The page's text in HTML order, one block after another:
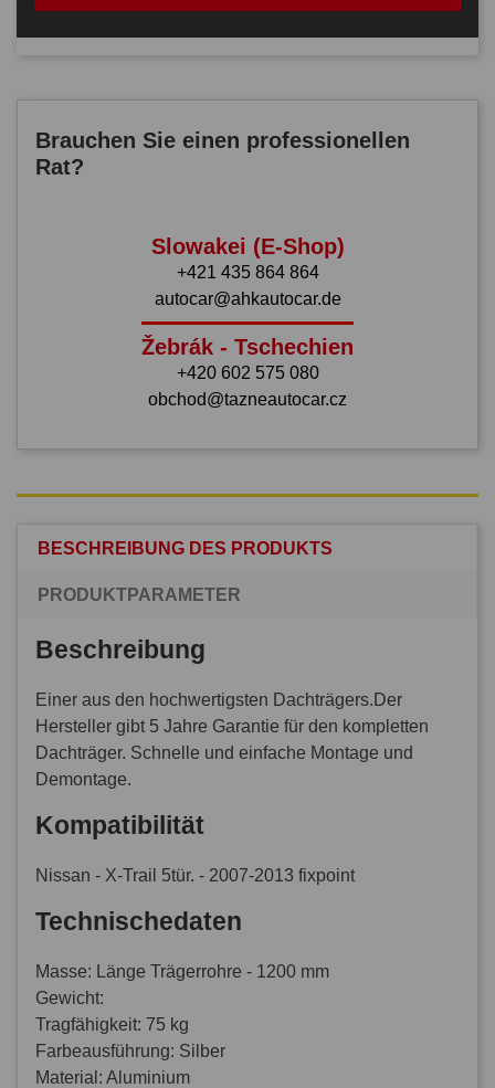
Brauchen Sie einen professionellen
Rat?
Slowakei (E-Shop)
+421 435 864 864
autocar@ahkautocar.de
Žebrák - Tschechien
+420 602 575 080
obchod@tazneautocar.cz
BESCHREIBUNG DES PRODUKTS
PRODUKTPARAMETER
Beschreibung
Einer aus den hochwertigsten Dachträgers.Der
Hersteller gibt 5 Jahre Garantie für den kompletten
Dachträger. Schnelle und einfache Montage und
Demontage.
Kompatibilität
Nissan - X-Trail 5tür. - 2007-2013 fixpoint
Technischedaten
Masse: Länge Trägerrohre - 1200 mm
Gewicht:
Tragfähigkeit: 75 kg
Farbeausführung: Silber
Material: Aluminium